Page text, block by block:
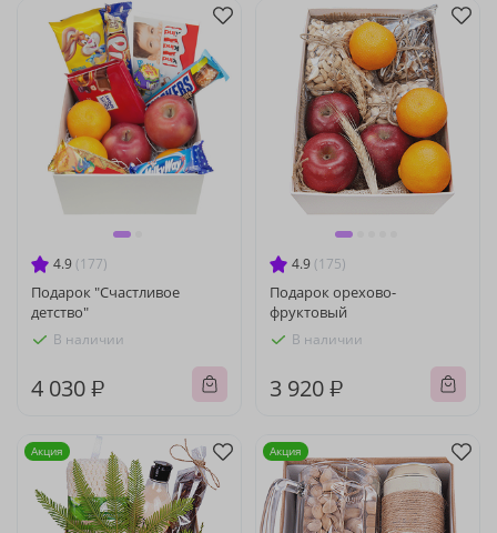
4.9 (177)
Подарок "Счастливое
детство"
В наличии
4 030 ₽
4.9 (175)
Подарок орехово-
фруктовый
В наличии
3 920 ₽
Акция Акция